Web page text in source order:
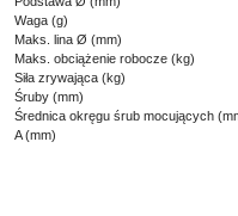
Waga (g)
Maks. lina Ø (mm)
Maks. obciążenie robocze (kg)
Siła zrywająca (kg)
Śruby (mm)
Średnica okręgu śrub mocujących
A (mm)